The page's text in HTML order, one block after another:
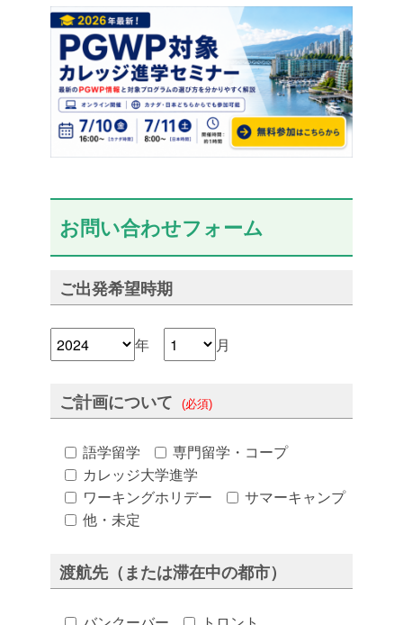
お問い合わせフォーム
ご出発希望時期
年 月
ご計画について (必須)
語学留学
専門留学・コープ
カレッジ大学進学
ワーキングホリデー
サマーキャンプ
他・未定
渡航先（または滞在中の都市）